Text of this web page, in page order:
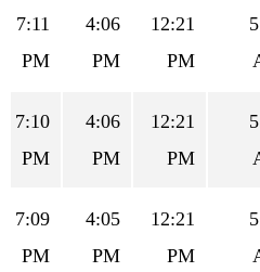
12:21
PM
4:06
PM
7:11
PM
12:21
PM
4:06
PM
7:10
PM
12:21
PM
4:05
PM
7:09
PM